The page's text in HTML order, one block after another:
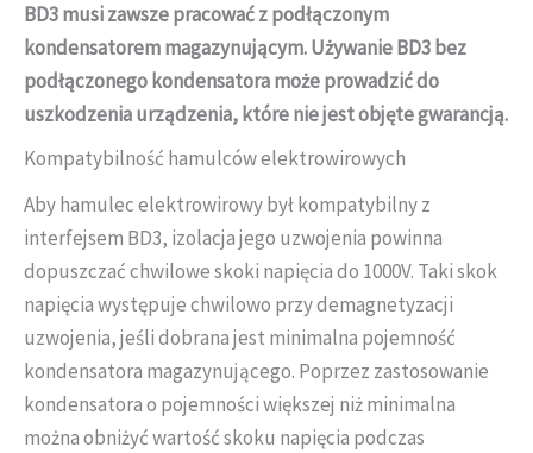
BD3 musi zawsze pracować z podłączonym
kondensatorem magazynującym. Używanie BD3 bez
podłączonego kondensatora może prowadzić do
uszkodzenia urządzenia, które nie jest objęte gwarancją.
Kompatybilność hamulców elektrowirowych
Aby hamulec elektrowirowy był kompatybilny z
interfejsem BD3, izolacja jego uzwojenia powinna
dopuszczać chwilowe skoki napięcia do 1000V. Taki skok
napięcia występuje chwilowo przy demagnetyzacji
uzwojenia, jeśli dobrana jest minimalna pojemność
kondensatora magazynującego. Poprzez zastosowanie
kondensatora o pojemności większej niż minimalna
można obniżyć wartość skoku napięcia podczas